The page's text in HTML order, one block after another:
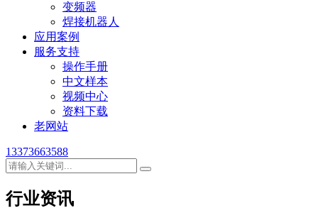
变频器
焊接机器人
应用案例
服务支持
操作手册
中文样本
视频中心
资料下载
老网站
13373663588
行业资讯